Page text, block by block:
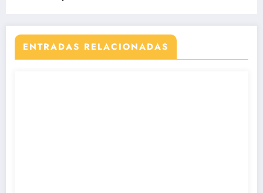
ENTRADAS RELACIONADAS